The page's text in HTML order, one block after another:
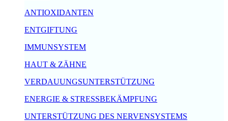
ANTIOXIDANTEN
ENTGIFTUNG
IMMUNSYSTEM
HAUT & ZÄHNE
VERDAUUNGSUNTERSTÜTZUNG
ENERGIE & STRESSBEKÄMPFUNG
UNTERSTÜTZUNG DES NERVENSYSTEMS